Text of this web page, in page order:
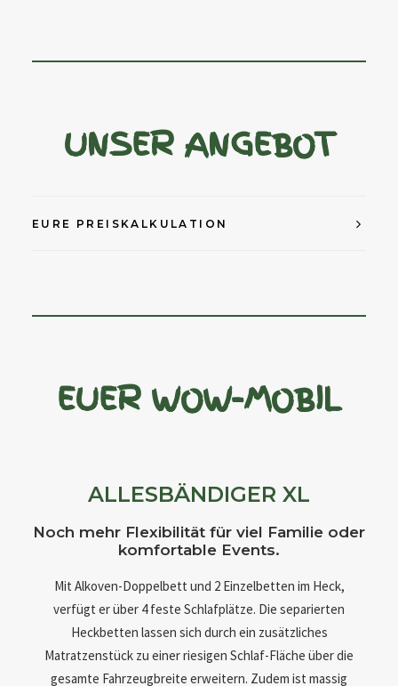
UNSER ANGEBOT
EURE PREISKALKULATION
EUER WOW-MOBIL
ALLESBÄNDIGER XL
Noch mehr Flexibilität für viel Familie oder
komfortable Events.
Mit Alkoven-Doppelbett und 2 Einzelbetten im Heck,
verfügt er über 4 feste Schlafplätze. Die separierten
Heckbetten lassen sich durch ein zusätzliches
Matratzenstück zu einer riesigen Schlaf-Fläche über die
gesamte Fahrzeugbreite erweitern. Zudem ist massig